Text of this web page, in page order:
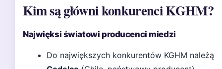
Kim są główni konkurenci KGHM?
Najwięksi światowi producenci miedzi
Do największych konkurentów KGHM należą